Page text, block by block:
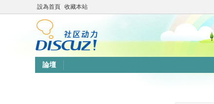
設為首頁 收藏本站
論壇